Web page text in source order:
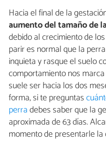
Hacia el final de la
aumento del tamaño de
debido al crecimiento de
parir es normal que la
inquieta y rasque el suelo
comportamiento nos
suele ser hacia los dos
forma, si te preguntas
perradebes saber que la
aproximada de 63 días.
momento de presentarle la